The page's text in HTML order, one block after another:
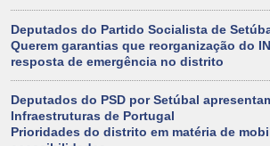
Deputados do Partido Socialista de
Querem garantias que reorganização do
resposta de emergência no distrito
Deputados do PSD por Setúbal
Infraestruturas de Portugal
Prioridades do distrito em matéria de